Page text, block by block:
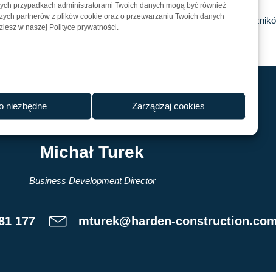
przypadkach administratorami Twoich danych mogą być również
partnerów z plików cookie oraz o przetwarzaniu Twoich danych
w naszej Polityce prywatności.
niezbędne Zarządzaj cookies
m.in. zielonych dachów, antresoli, chłodni, mroźni,
NA ROZWÓJ TWOJEGO BIZNESU
Michał Turek
Business Development Director
177 mturek@harden-